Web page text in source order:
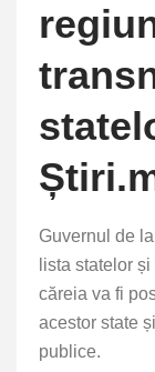
Guvernul de
lista statelor
căreia va fi
acestor state
publice.